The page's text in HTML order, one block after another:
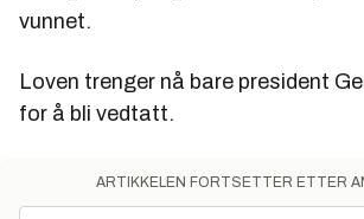
vunnet.
Loven trenger nå bare president
for å bli vedtatt.
ARTIKKELEN FORTSETTER ETTER